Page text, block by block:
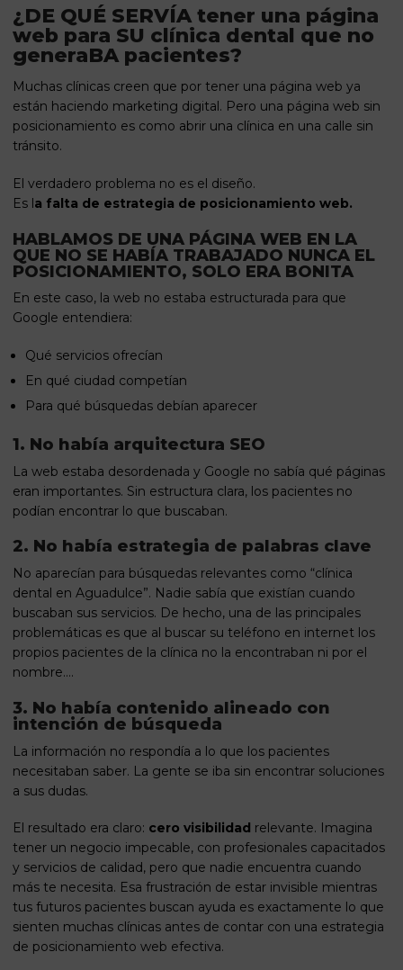
¿DE QUÉ SERVÍA tener una página
web para SU clínica dental que no
generaBA pacientes?
Muchas clínicas creen que por tener una página web ya
están haciendo marketing digital. Pero una página web sin
posicionamiento es como abrir una clínica en una calle sin
tránsito.
El verdadero problema no es el diseño.
Es la falta de estrategia de posicionamiento web.
HABLAMOS DE UNA PÁGINA WEB EN LA
QUE NO SE HABÍA TRABAJADO NUNCA EL
POSICIONAMIENTO, SOLO ERA BONITA
En este caso, la web no estaba estructurada para que
Google entendiera:
Qué servicios ofrecían
En qué ciudad competían
Para qué búsquedas debían aparecer
1. No había arquitectura SEO
La web estaba desordenada y Google no sabía qué páginas
eran importantes. Sin estructura clara, los pacientes no
podían encontrar lo que buscaban.
2. No había estrategia de palabras clave
No aparecían para búsquedas relevantes como “clínica
dental en Aguadulce”. Nadie sabía que existían cuando
buscaban sus servicios. De hecho, una de las principales
problemáticas es que al buscar su teléfono en internet los
propios pacientes de la clínica no la encontraban ni por el
nombre….
3. No había contenido alineado con
intención de búsqueda
La información no respondía a lo que los pacientes
necesitaban saber. La gente se iba sin encontrar soluciones
a sus dudas.
El resultado era claro: cero visibilidad relevante. Imagina
tener un negocio impecable, con profesionales capacitados
y servicios de calidad, pero que nadie encuentra cuando
más te necesita. Esa frustración de estar invisible mientras
tus futuros pacientes buscan ayuda es exactamente lo que
sienten muchas clínicas antes de contar con una estrategia
de posicionamiento web efectiva.